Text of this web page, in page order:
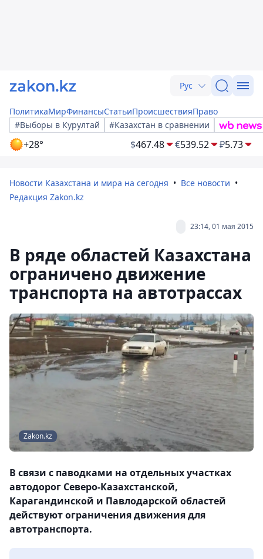
Рус
ПолитикаМирФинансыСтатьиПроисшествияПраво
#Выборы в Курултай
#Казахстан в сравнении
+28° $467.48 €539.52 ₽5.73
Новости Казахстана и мира на сегодня
Все новости
Редакция Zakon.kz
23:14, 01 мая 2015
В ряде областей Казахстана
ограничено движение
транспорта на автотрассах
Zakon.kz
В связи с паводками на отдельных участках
автодорог Северо-Казахстанской,
Карагандинской и Павлодарской областей
действуют ограничения движения для
автотранспорта.